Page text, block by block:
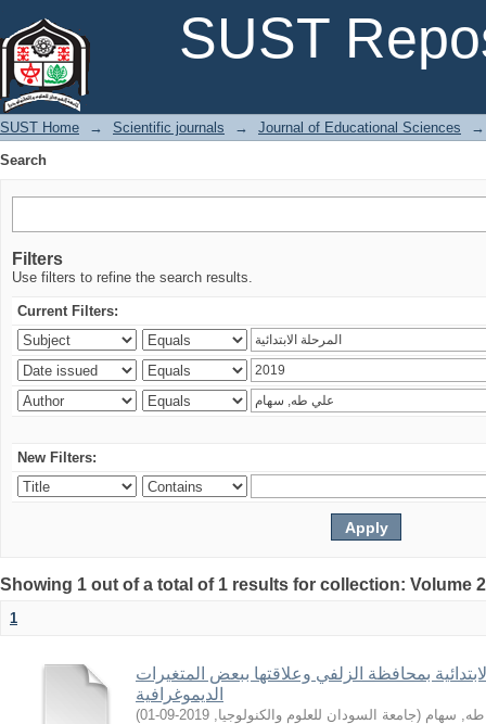
SUST
SUST Home → Scientific journals → Journal of Educational Sciences
→
Search
Filters
Use filters to refine the search results.
Current Filters:
New Filters:
Showing 1 out of a total of 1 results for collection: Volume
1
بمحافظة الزلفي وعلاقتها ببعض المتغيرات
الديموغرافية
سهام (جامعة السودان للعلوم والكنولوجيا,
2019-09-01
)